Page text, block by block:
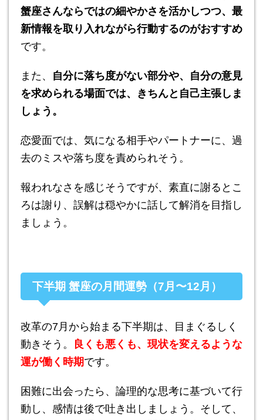
蟹座さんならではの細やかさを活かしつつ、最
新情報を取り入れながら行動するのがおすすめ
です。
また、 自分に落ち度がない部分や、自分の意見
を求められる場面では、きちんと自己主張しま
しょう。
恋愛面では、気になる相手やパートナーに、過
去のミスや落ち度を責められそう。
報われなさを感じそうですが、素直に謝るとこ
ろは謝り、誤解は穏やかに話して解消を目指し
ましょう。
下半期 蟹座の月間運勢（7月〜12月）
改革の7月から始まる下半期は、目まぐるしく
動きそう。
良くも悪くも、現状を変えるような
運が働く時期です。
困難に出会ったら、論理的な思考に基づいて行
動し、感情は後で吐き出しましょう。そして、